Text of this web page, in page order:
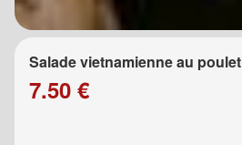
Salade vietnamienne au poulet
7.50 €